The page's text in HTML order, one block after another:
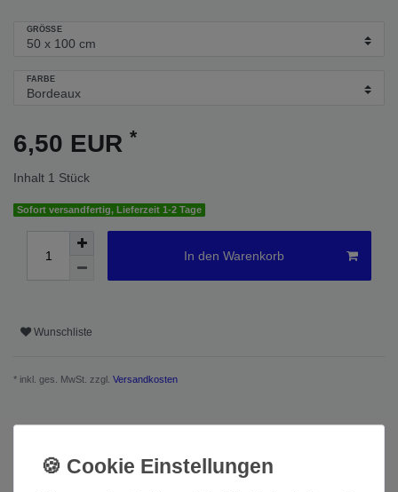
GRÖSSE
FARBE
6,50 EUR *
Inhalt 1 Stück
Sofort versandfertig, Lieferzeit 1-2 Tage
In den Warenkorb
Wunschliste
* inkl. ges. MwSt. zzgl. Versandkosten